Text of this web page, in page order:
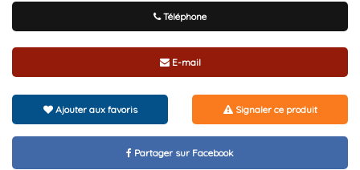
Téléphone
E-mail
Ajouter aux favoris Signaler ce produit
Partager sur Facebook